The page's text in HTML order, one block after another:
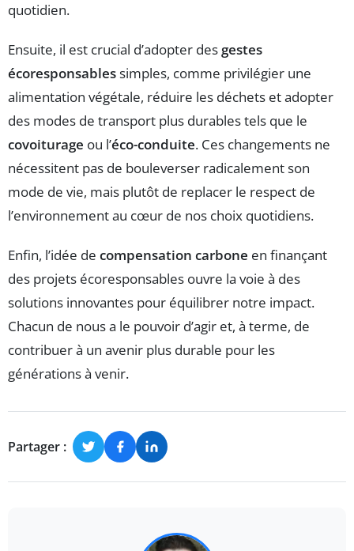
quotidien.
Ensuite, il est crucial d’adopter des gestes
écoresponsablessimples, comme privilégier une
alimentation végétale, réduire les déchets et adopter
des modes de transport plus durables tels que le
covoiturage ou l’éco-conduite. Ces changements ne
nécessitent pas de bouleverser radicalement son
mode de vie, mais plutôt de replacer le respect de
l’environnement au cœur de nos choix quotidiens.
Enfin, l’idée de compensation carbone en finançant
des projets écoresponsables ouvre la voie à des
solutions innovantes pour équilibrer notre impact.
Chacun de nous a le pouvoir d’agir et, à terme, de
contribuer à un avenir plus durable pour les
générations à venir.
Partager :